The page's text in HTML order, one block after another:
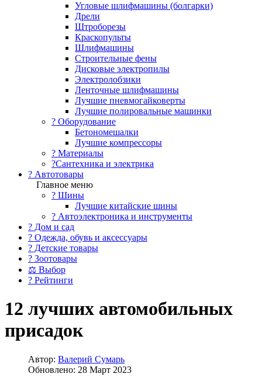
Угловые шлифмашины (болгарки)
Дрели
Штроборезы
Краскопульты
Шлифмашины
Строительные фены
Дисковые электропилы
Электролобзики
Ленточные шлифмашины
Лучшие пневмогайковерты
Лучшие полировальные машинки
?️ Оборудование
Бетономешалки
Лучшие компрессоры
? Материалы
?Сантехника и электрика
? Автотовары
Главное меню
? Шины
Лучшие китайские шины
? Автоэлектроника и инструменты
? Дом и сад
? Одежда, обувь и аксессуары
? Детские товары
? Зоотовары
⚖ Выбор
? Рейтинги
12 лучших автомобильных
присадок
Автор: Валерий Сумарь
Обновлено: 28 Март 2023